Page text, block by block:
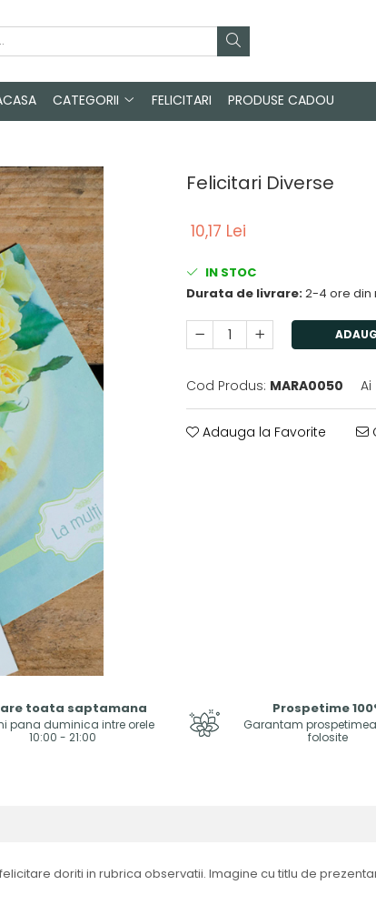
CATEGORII FELICITARI PRODUSE CADOU
Felicitari Diverse
10,17 Lei
IN STOC
Durata de livrare:2-4 ore din
Cod Produs: MARA0050
Adauga la Favorite
toata saptamana
pana duminica intre orele
10:00 - 21:00
Prospetime
Garantam
folosite
doriti in rubrica observatii. Imagine cu titlu de